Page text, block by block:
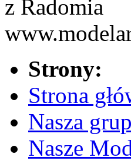
z Radomia
Strony:
Strona
Nasza
Nasze